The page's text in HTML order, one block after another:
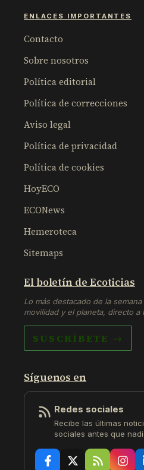
ENLACES IMPORTANTES
Contacto
Sobre nosotros
Política editorial
Política de correcciones
Aviso legal
Política de privacidad
Política de cookies
HoyECO
ECONews
Hemeroteca
Sitemaps
El boletín de Ecoticias
Lo más destacado de la
movilidad y el planeta, directo a
SUSCRÍBETE →
Síguenos en
Redes sociales
Recibe las últimas
sociales antes que